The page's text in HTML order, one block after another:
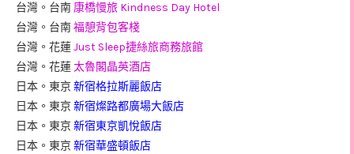
台灣。台南 康橋慢旅 Kindness Day Hotel
台灣。台南福憩背包客棧
台灣。花蓮Just Sleep捷絲旅商務旅館
台灣。花蓮太魯閣晶英酒店
日本。東京新宿格拉斯麗飯店
日本。東京新宿燦路都廣場大飯店
日本。東京新宿東京凱悅飯店
日本。東京新宿華盛頓飯店